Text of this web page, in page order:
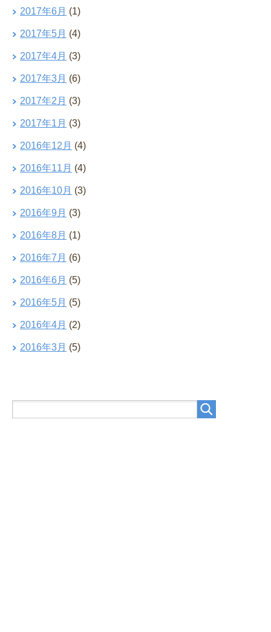
2017年6月 (1)
2017年5月 (4)
2017年4月 (3)
2017年3月 (6)
2017年2月 (3)
2017年1月 (3)
2016年12月 (4)
2016年11月 (4)
2016年10月 (3)
2016年9月 (3)
2016年8月 (1)
2016年7月 (6)
2016年6月 (5)
2016年5月 (5)
2016年4月 (2)
2016年3月 (5)